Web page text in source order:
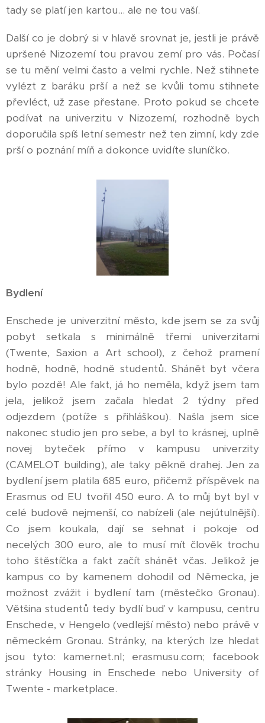
tady se platí jen kartou... ale ne tou vaší.
Další co je dobrý si v hlavě srovnat je, jestli je právě
upršené Nizozemí tou pravou zemí pro vás. Počasí
se tu mění velmi často a velmi rychle. Než stihnete
vylézt z baráku prší a než se kvůli tomu stihnete
převléct, už zase přestane. Proto pokud se chcete
podívat na univerzitu v Nizozemí, rozhodně bych
doporučila spíš letní semestr než ten zimní, kdy zde
prší o poznání míň a dokonce uvidíte sluníčko.
Bydlení
Enschede je univerzitní město, kde jsem se za svůj
pobyt setkala s minimálně třemi univerzitami
(Twente, Saxion a Art school), z čehož pramení
hodně, hodně, hodně studentů. Shánět byt včera
bylo pozdě! Ale fakt, já ho neměla, když jsem tam
jela, jelikož jsem začala hledat 2 týdny před
odjezdem (potíže s přihláškou). Našla jsem sice
nakonec studio jen pro sebe, a byl to krásnej, uplně
novej byteček přímo v kampusu univerzity
(CAMELOT building), ale taky pěkně drahej. Jen za
bydlení jsem platila 685 euro, přičemž příspěvek na
Erasmus od EU tvořil 450 euro. A to můj byt byl v
celé budově nejmenší, co nabízeli (ale nejútulnější).
Co jsem koukala, dají se sehnat i pokoje od
necelých 300 euro, ale to musí mít člověk trochu
toho štěstíčka a fakt začít shánět včas. Jelikož je
kampus co by kamenem dohodil od Německa, je
možnost zvážit i bydlení tam (městečko Gronau).
Většina studentů tedy bydlí buď v kampusu, centru
Enschede, v Hengelo (vedlejší město) nebo právě v
německém Gronau. Stránky, na kterých lze hledat
jsou tyto: kamernet.nl; erasmusu.com; facebook
stránky Housing in Enschede nebo University of
Twente - marketplace.